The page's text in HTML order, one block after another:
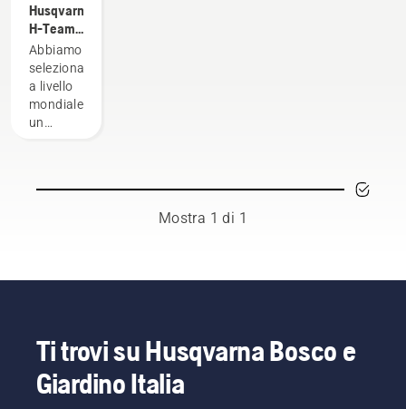
Husqvarna
H-Team -
Gli
ambasciatori
Abbiamo
selezionato
a livello
mondiale
un
rispettabili
parchi
dei
relativi
paesi.
Mostra 1 di 1
Ti trovi su Husqvarna Bosco e
Giardino Italia